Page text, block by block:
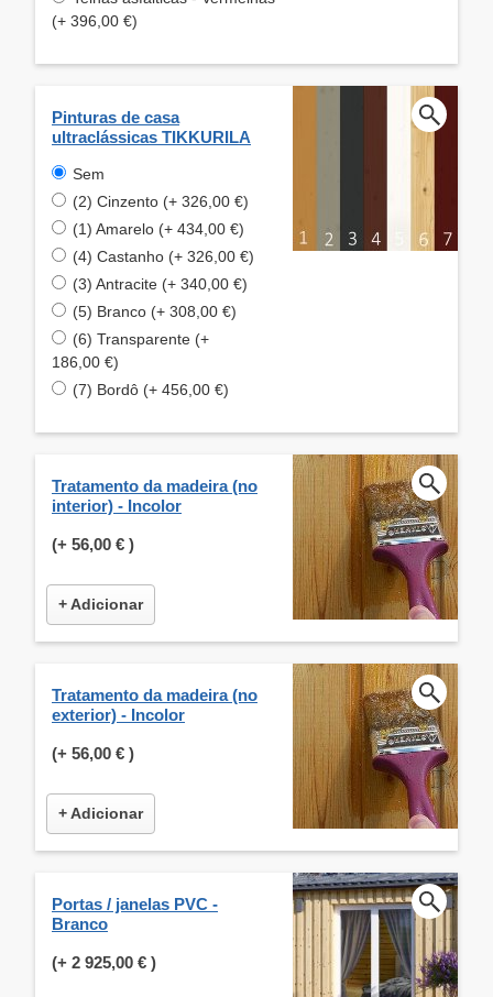
(+ 396,00 €)
Pinturas de casa
ultraclássicas TIKKURILA
Sem
(2) Cinzento (+ 326,00 €)
(1) Amarelo (+ 434,00 €)
(4) Castanho (+ 326,00 €)
(3) Antracite (+ 340,00 €)
(5) Branco (+ 308,00 €)
(6) Transparente (+
186,00 €)
(7) Bordô (+ 456,00 €)
Tratamento da madeira (no
interior) - Incolor
(+ 56,00 € )
+ Adicionar
Tratamento da madeira (no
exterior) - Incolor
(+ 56,00 € )
+ Adicionar
Portas / janelas PVC -
Branco
(+ 2 925,00 € )